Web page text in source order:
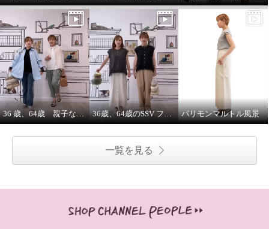
36 歳、64歳 親子な年齢差コーデ 36歳、64歳のSSV フレンチスリーブシャツはジレにもなります。 パリモンマルトル風景
一覧を見る